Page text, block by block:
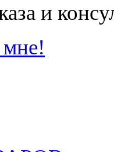
и
мне!